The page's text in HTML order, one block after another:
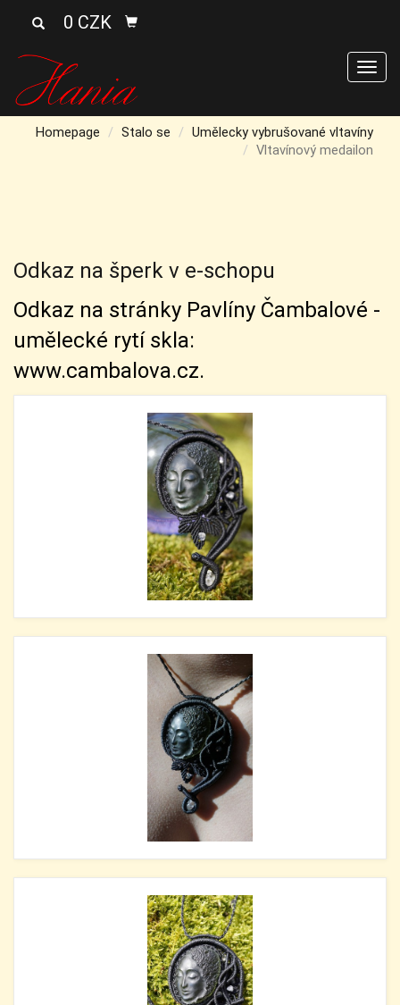
0 CZK
Homepage Stalo se
Umělecky vybrušované vltavíny
Vltavínový medailon
Odkaz na šperk v e-schopu
Odkaz na stránky Pavlíny Čambalové -
umělecké rytí skla:
www.cambalova.cz.